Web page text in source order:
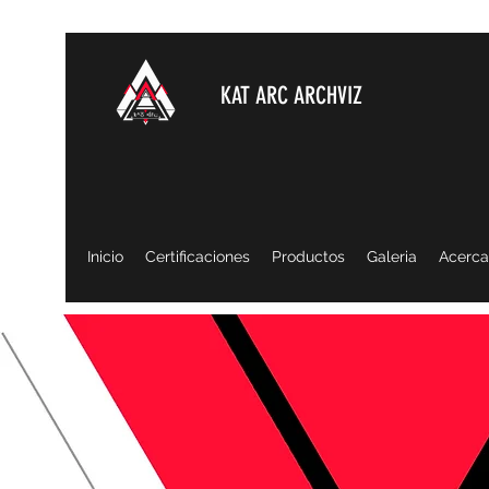
KAT ARC ARCHVIZ
Inicio Certificaciones Productos Galeria